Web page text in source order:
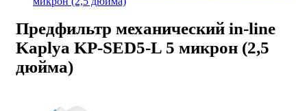
Предфильтр механический in-line
Kaplya KP-SED5-L 5 микрон (2,5
дюйма)